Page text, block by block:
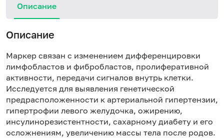
Описание
Описание
Маркер связан с изменением дифференцировки
лимфобластов и фибробластов, пролиферативной
активности, передачи сигналов внутрь клетки.
Исследуется для выявления генетической
предрасположенности к артериальной гипертензии,
гипертрофии левого желудочка, ожирению,
инсулинорезистентности, сахарному диабету и его
осложнениям, увеличению массы тела после родов.